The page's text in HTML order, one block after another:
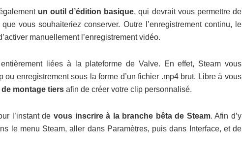
un outil d’édition basique, qui devrait vous permettre de
vous souhaiteriez conserver. Outre l’enregistrement continu, le
manuellement l’enregistrement vidéo.
liées à la plateforme de Valve. En effet, Steam vous
ou enregistrement sous la forme d’un fichier .mp4 brut. Libre à vous
montage tiers afin de créer votre clip personnalisé.
l’instant de vous inscrire à la branche bêta de Steam. Afin d’y
le menu Steam, aller dans Paramètres, puis dans Interface, et de